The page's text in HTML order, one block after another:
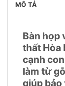
MÔ TẢ
Bàn họp
thất Hòa
cạnh
làm từ
giúp bảo